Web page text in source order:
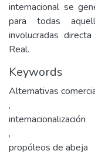
internacional se
para todas
involucradas
Real.
Keywords
Alternativas
,
internacionalización
,
propóleos de abeja